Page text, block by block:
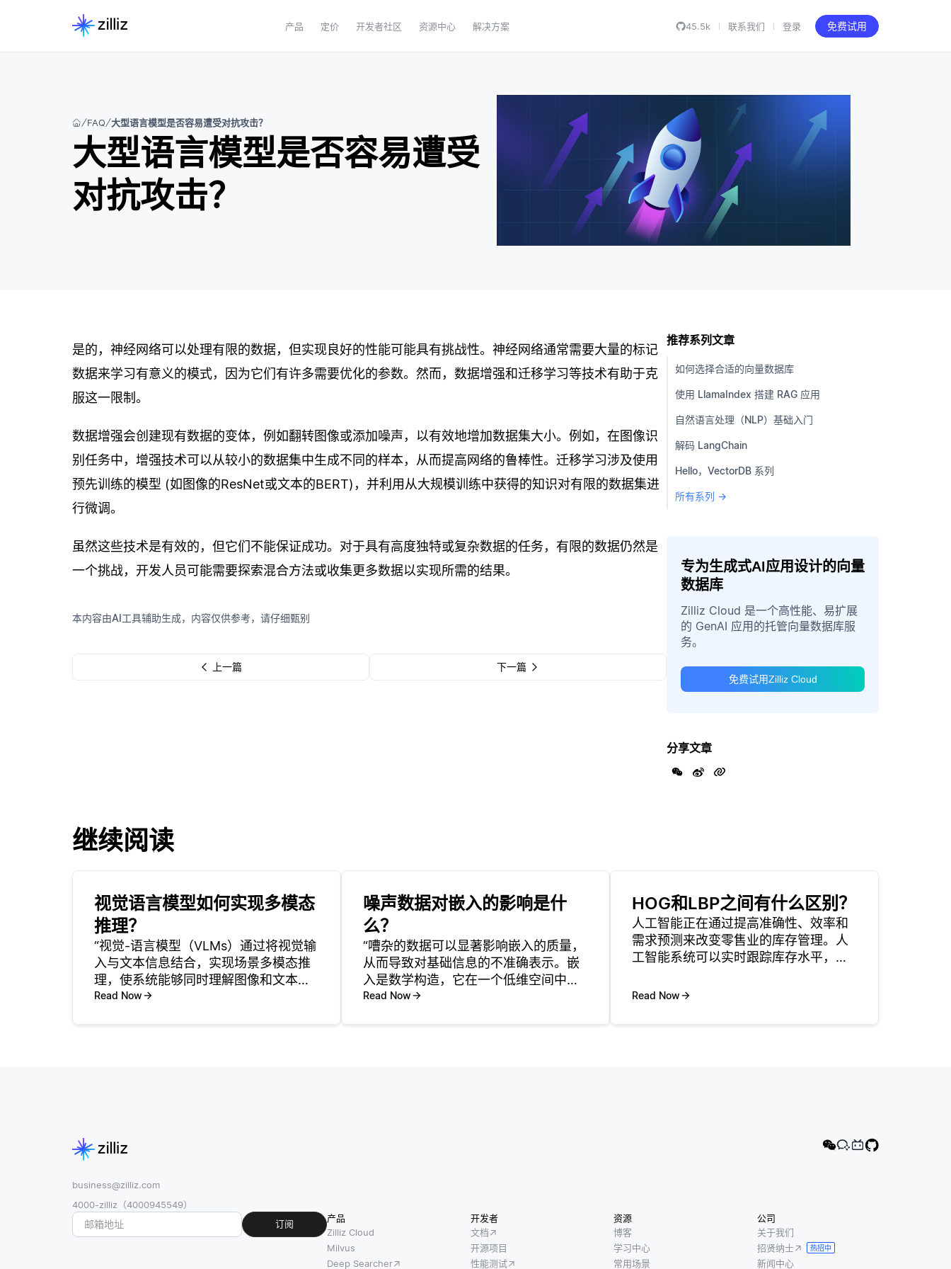
产品 定价 开发者社区 资源中心 解决方案 45.5k 联系我们 登录 免费试用
FAQ 大型语言模型是否容易遭受对抗攻击？
大型语言模型是否容易遭受
对抗攻击？
是的，神经网络可以处理有限的数据，但实现良好的性能可能具有挑战性。神经网络通常需要大量的标记
数据来学习有意义的模式，因为它们有许多需要优化的参数。然而，数据增强和迁移学习等技术有助于克
服这一限制。
数据增强会创建现有数据的变体，例如翻转图像或添加噪声，以有效地增加数据集大小。例如，在图像识
别任务中，增强技术可以从较小的数据集中生成不同的样本，从而提高网络的鲁棒性。迁移学习涉及使用
预先训练的模型 (如图像的ResNet或文本的BERT)，并利用从大规模训练中获得的知识对有限的数据集进
行微调。
虽然这些技术是有效的，但它们不能保证成功。对于具有高度独特或复杂数据的任务，有限的数据仍然是
一个挑战，开发人员可能需要探索混合方法或收集更多数据以实现所需的结果。
本内容由AI工具辅助生成，内容仅供参考，请仔细甄别
上一篇 下一篇
推荐系列文章
如何选择合适的向量数据库
使用 LlamaIndex 搭建 RAG 应用
自然语言处理（NLP）基础入门
解码 LangChain
Hello，VectorDB 系列
所有系列 →
专为生成式AI应用设计的向量
数据库
Zilliz Cloud 是一个高性能、易扩展
的 GenAI 应用的托管向量数据库服
务。
免费试用Zilliz Cloud
分享文章
继续阅读
视觉语言模型如何实现多模态
推理？
“视觉-语言模型（VLMs）通过将视觉输
入与文本信息结合，实现场景多模态推
理，使系统能够同时理解图像和文本的
意义。这种结合对于需要理解不同模态
Read Now
噪声数据对嵌入的影响是什
么？
“嘈杂的数据可以显著影响嵌入的质量，
从而导致对基础信息的不准确表示。嵌
入是数学构造，它在一个低维空间中捕
捉数据点的本质，使其更容易分析和处
Read Now
HOG和LBP之间有什么区别？
人工智能正在通过提高准确性、效率和
需求预测来改变零售业的库存管理。人
工智能系统可以实时跟踪库存水平，减
视觉和传感器可实现自动库存检查。例
Read Now
business@zilliz.com
4000-zilliz（4000945549）
订阅
产品
Zilliz Cloud
Milvus
Deep Searcher
开发者
文档
开源项目
性能测试
资源
博客
学习中心
常用场景
公司
关于我们
招贤纳士
热招中
新闻中心